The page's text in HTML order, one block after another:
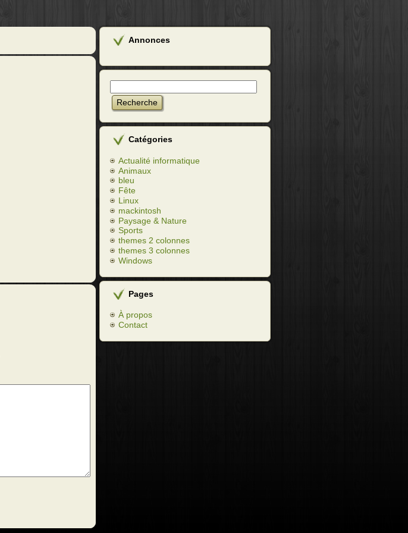
Annonces
Catégories
Actualité informatique
Animaux
bleu
Fête
Linux
mackintosh
Paysage & Nature
Sports
themes 2 colonnes
themes 3 colonnes
Windows
Pages
À propos
Contact